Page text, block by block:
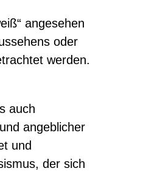
angesehen
oder
werden.
auch
angeblicher
und
der sich